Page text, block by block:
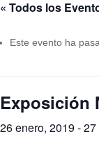
« Todos los
Este evento ha
Exposición
26 enero, 2019 -27